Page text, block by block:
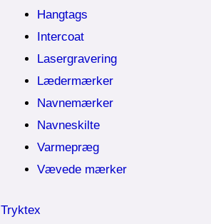
Hangtags
Intercoat
Lasergravering
Lædermærker
Navnemærker
Navneskilte
Varmepræg
Vævede mærker
Tryktex